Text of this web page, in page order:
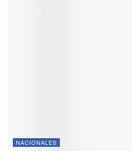
NACIONALES